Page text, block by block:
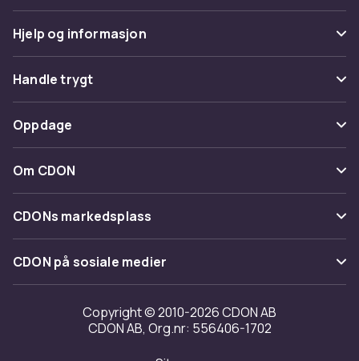
Hjelp og informasjon
Vanlige spørsmål
Spor pakke
Angre & returner her
Kontakt oss
Handle trygt
Betaling
Levering
Tilbakekallinger
Oppdage
Kategorier
Varemerker
Om CDON
Om oss
Kundeanmeldelser
Jobbe på CDON
Investor relations
Tilgjengelighet
CDONs markedsplass
Merchant Help Center
CDON på sosiale medier
Copyright © 2010-2026 CDON AB
CDON AB, Org.nr: 556406-1702